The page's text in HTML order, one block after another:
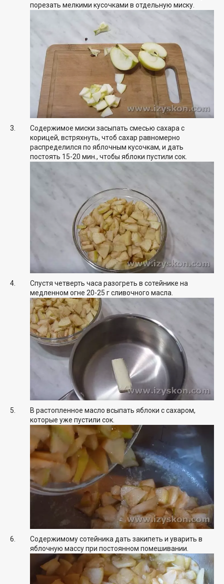
порезать мелкими кусочками в отдельную миску.
Содержимое миски засыпать смесью сахара с
корицей, встряхнуть, чтоб сахар равномерно
распределился по яблочным кусочкам, и дать
постоять 15-20 мин., чтобы яблоки пустили сок.
Спустя четверть часа разогреть в сотейнике на
медленном огне 20-25 г сливочного масла.
В растопленное масло всыпать яблоки с сахаром,
которые уже пустили сок.
Содержимому сотейника дать закипеть и уварить в
яблочную массу при постоянном помешивании.